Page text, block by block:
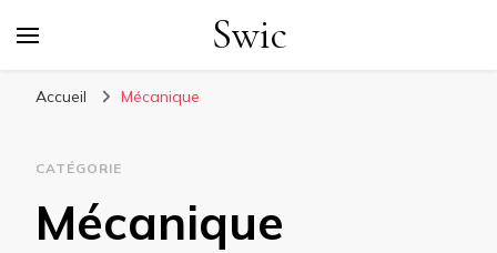
Swic
Accueil Mécanique
CATÉGORIE
Mécanique